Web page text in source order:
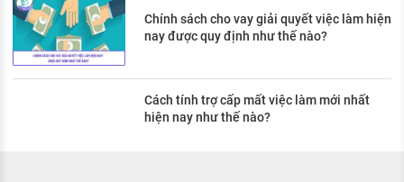
Chính sách cho vay giải quyết việc làm hiện
nay được quy định như thế nào?
Cách tính trợ cấp mất việc làm mới nhất
hiện nay như thế nào?